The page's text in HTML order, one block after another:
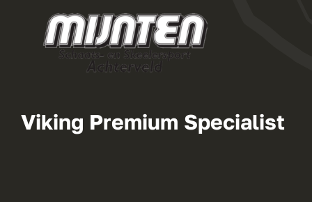
Viking Premium Specialist